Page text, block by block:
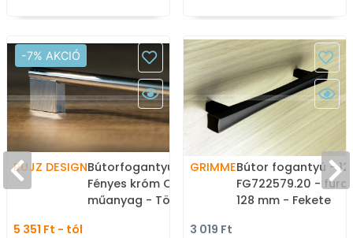
-7% AKCIÓ
RUJZ DESIGNBútorfogantyú - 404.16 -
Fényes króm Cr - ABS
műanyag - Több
5 351 Ft - tól
GRIMMEBútor fogantyú -
FG722579.20 -
128 mm - Fekete
3 019 Ft